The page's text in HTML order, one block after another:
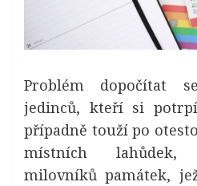
Problém dopočítat
jedinců, kteří si
případně touží po
místních lahůdek,
milovníků památek,